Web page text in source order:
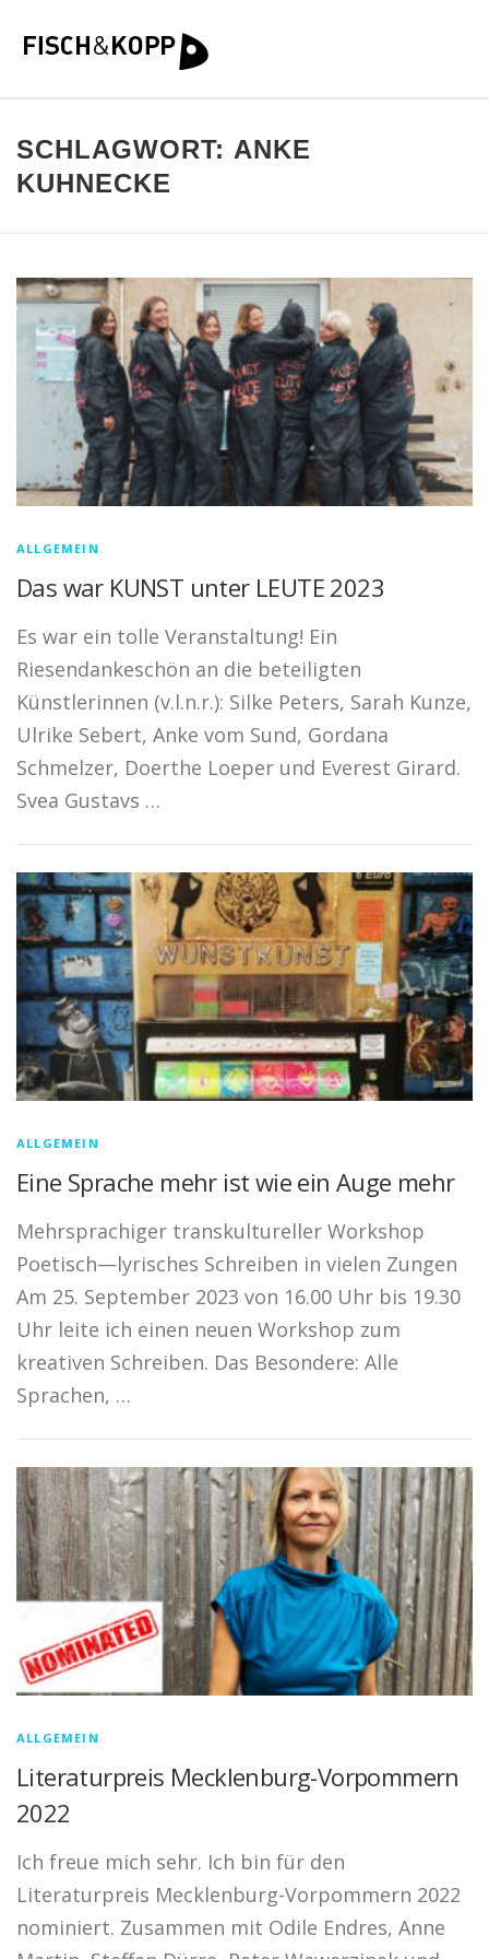
SCHLAGWORT: ANKE
KUHNECKE
ALLGEMEIN
Das war KUNST unter LEUTE 2023
Es war ein tolle Veranstaltung! Ein
Riesendankeschön an die beteiligten
Künstlerinnen (v.l.n.r.): Silke Peters, Sarah Kunze,
Ulrike Sebert, Anke vom Sund, Gordana
Schmelzer, Doerthe Loeper und Everest Girard.
Svea Gustavs …
ALLGEMEIN
Eine Sprache mehr ist wie ein Auge mehr
Mehrsprachiger transkultureller Workshop
Poetisch—lyrisches Schreiben in vielen Zungen
Am 25. September 2023 von 16.00 Uhr bis 19.30
Uhr leite ich einen neuen Workshop zum
kreativen Schreiben. Das Besondere: Alle
Sprachen, …
ALLGEMEIN
Literaturpreis Mecklenburg-Vorpommern
2022
Ich freue mich sehr. Ich bin für den
Literaturpreis Mecklenburg-Vorpommern 2022
nominiert. Zusammen mit Odile Endres, Anne